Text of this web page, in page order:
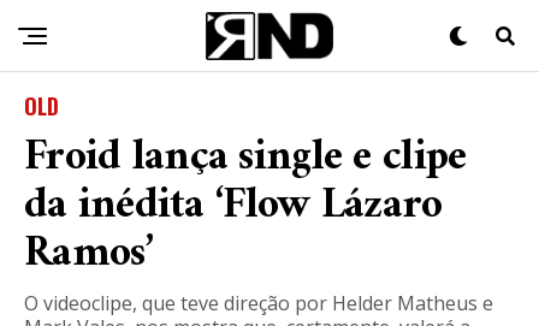
OLD
Froid lança single e clipe
da inédita ‘Flow Lázaro
Ramos’
O videoclipe, que teve direção por Helder Matheus e